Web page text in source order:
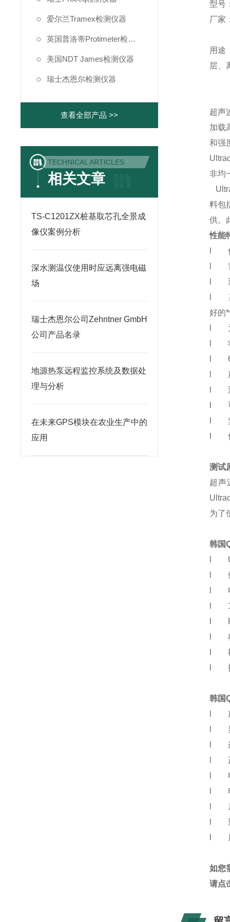
爱尔兰Tramex检测仪器
英国普洛蒂Protimeter检测仪器
美国NDT James检测仪器
瑞士杰恩尔检测仪器
查看全部产品 >>
TECHNICAL ARTICLES
相关文章
TS-C1201ZX桩基取芯孔全景成
像仪案例分析
深水测温仪使用时应远离强电磁
场
瑞士杰恩尔公司Zehntner GmbH
公司产品名录
地源热泵远程监控系统及数据处
理与分析
在未来GPS模块在农业生产中的
应用
型号
厂家
用途
层、
超声
加载
和强
非均
料包
供。
性能
l 优
l 背
l 通
l 高
好的
l 为
l 状
l 6
l 声
l 波
l 可
l 坚
l 低
测试
超声
为了
韩国
l
l
l
l 1
l
l
l
l
韩国
l 声
l 显
l 连
l 正
l 电
l 电
l 尺
l 重
l
如您
请点